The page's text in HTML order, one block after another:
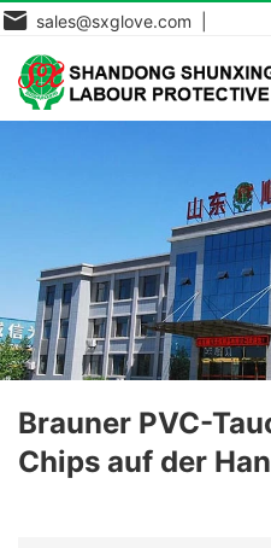
sales@sxglove.com |
Brauner PVC-
Chips auf der